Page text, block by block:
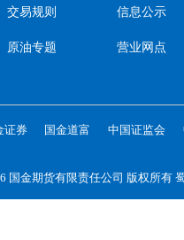
交易规则
原油专题
信息公示
营业网点
证券 国金道富 中国证监会
国金期货有限责任公司 版权所有